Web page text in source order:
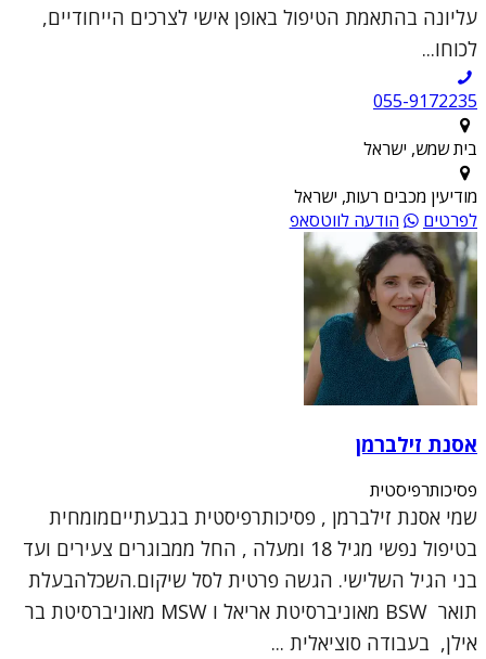
עליונה בהתאמת הטיפול באופן אישי לצרכים הייחודיים,
לכוחו...
055-9172235
בית שמש, ישראל
מודיעין מכבים רעות, ישראל
לפרטים
הודעה לווטסאפ
אסנת זילברמן
פסיכותרפיסטית
שמי אסנת זילברמן , פסיכותרפיסטית בגבעתייםמומחית
בטיפול נפשי מגיל 18 ומעלה , החל ממבוגרים צעירים ועד
בני הגיל השלישי. הגשה פרטית לסל שיקום.השכלהבעלת
תואר BSW מאוניברסיטת אריאל ו MSW מאוניברסיטת בר
אילן, בעבודה סוציאלית ...